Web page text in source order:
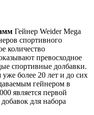
Гейнер Weider Mega
спортивного
количество
превосходное
спортивные долбавки.
уже более 20 лет и до сих
гейнером в
является первой
для набора